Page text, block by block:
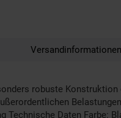
Versandinformationen
robuste
Technische Daten Farbe: